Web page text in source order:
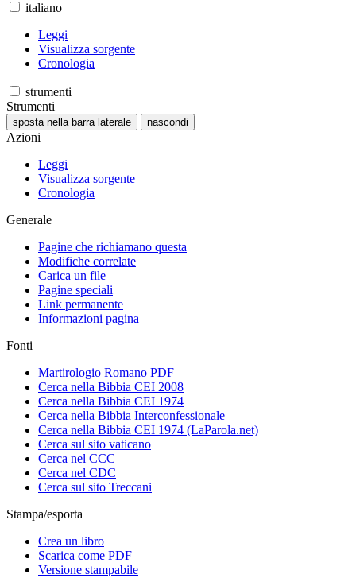
italiano
Leggi
Visualizza sorgente
Cronologia
strumenti
Strumenti
sposta nella barra laterale nascondi
Azioni
Leggi
Visualizza sorgente
Cronologia
Generale
Pagine che richiamano questa
Modifiche correlate
Carica un file
Pagine speciali
Link permanente
Informazioni pagina
Fonti
Martirologio Romano PDF
Cerca nella Bibbia CEI 2008
Cerca nella Bibbia CEI 1974
Cerca nella Bibbia Interconfessionale
Cerca nella Bibbia CEI 1974 (LaParola.net)
Cerca sul sito vaticano
Cerca nel CCC
Cerca nel CDC
Cerca sul sito Treccani
Stampa/esporta
Crea un libro
Scarica come PDF
Versione stampabile